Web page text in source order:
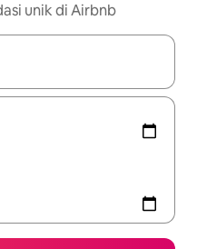
unik di Airbnb
dengan tombol panah